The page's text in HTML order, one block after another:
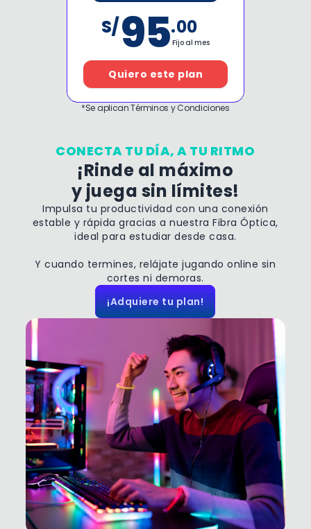
S/95.00
Fijo al mes
Quiero este plan
*Se aplican Términos y Condiciones
CONECTA TU DÍA, A TU RITMO
¡Rinde al máximo
y juega sin límites!
Impulsa tu productividad con una conexión
estable y rápida gracias a nuestra Fibra Óptica,
ideal para estudiar desde casa.
Y cuando termines, relájate jugando online sin
cortes ni demoras.
¡Adquiere tu plan!